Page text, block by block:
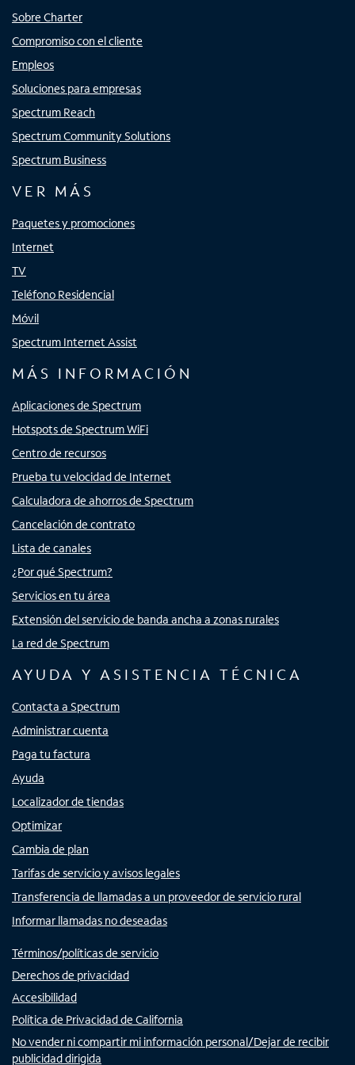
Sobre Charter
Compromiso con el cliente
Empleos
Soluciones para empresas
Spectrum Reach
Spectrum Community Solutions
Spectrum Business
VER MÁS
Paquetes y promociones
Internet
TV
Teléfono Residencial
Móvil
Spectrum Internet Assist
MÁS INFORMACIÓN
Aplicaciones de Spectrum
Hotspots de Spectrum WiFi
Centro de recursos
Prueba tu velocidad de Internet
Calculadora de ahorros de Spectrum
Cancelación de contrato
Lista de canales
¿Por qué Spectrum?
Servicios en tu área
Extensión del servicio de banda ancha a zonas rurales
La red de Spectrum
AYUDA Y ASISTENCIA TÉCNICA
Contacta a Spectrum
Administrar cuenta
Paga tu factura
Ayuda
Localizador de tiendas
Optimizar
Cambia de plan
Tarifas de servicio y avisos legales
Transferencia de llamadas a un proveedor de servicio rural
Informar llamadas no deseadas
Términos/políticas de servicio
Derechos de privacidad
Accesibilidad
Política de Privacidad de California
No vender ni compartir mi información personal/Dejar de recibir
publicidad dirigida